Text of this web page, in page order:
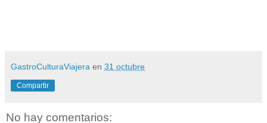
GastroCulturaViajera en 31 octubre
Compartir
No hay comentarios: